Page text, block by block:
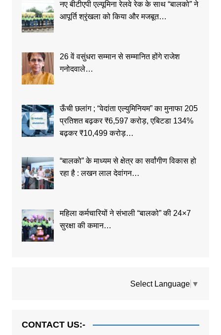
नए बीटीएपी एल्यूमिना रेलवे रेक के साथ “बालको” ने
आपूर्ति श्रृंखला को किया और मजबूत…
26 वें वसुंधरा सम्मान से सम्मानित होंगे राजेश
गनोदवाले…
ऊँची छलांग ; “वेदांता एल्युमिनियम” का मुनाफा 205
प्रतिशत बढ़कर ₹6,597 करोड़, एबिटडा 134%
बढ़कर ₹10,499 करोड़…
“बालको” के माध्यम से क्षेत्र का सर्वांगीण विकास हो
रहा है : लखन लाल देवांगन…
महिला कर्मचारियों ने संभाली “बालको” की 24×7
सुरक्षा की कमान…
Select Language ▼
CONTACT US:-